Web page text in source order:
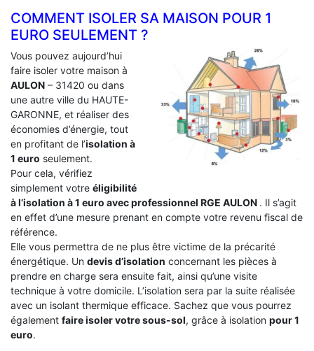
COMMENT ISOLER SA MAISON POUR 1
EURO SEULEMENT ?
Vous pouvez aujourd’hui
faire isoler votre maison à
AULON – 31420 ou dans
une autre ville du HAUTE-
GARONNE, et réaliser des
économies d’énergie, tout
en profitant de l’isolation à
1 euro seulement.
Pour cela, vérifiez
simplement votre éligibilité
à l’isolation à 1 euro avec professionnel RGE AULON . Il s’agit
en effet d’une mesure prenant en compte votre revenu fiscal de
référence.
Elle vous permettra de ne plus être victime de la précarité
énergétique. Un devis d’isolation concernant les pièces à
prendre en charge sera ensuite fait, ainsi qu’une visite
technique à votre domicile. L’isolation sera par la suite réalisée
avec un isolant thermique efficace. Sachez que vous pourrez
également faire isoler votre sous-sol, grâce à isolation pour 1
euro.